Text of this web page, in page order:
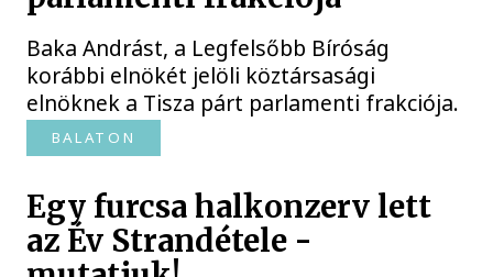
Baka Andrást, a Legfelsőbb Bíróság
korábbi elnökét jelöli köztársasági
elnöknek a Tisza párt parlamenti frakciója.
BALATON
Egy furcsa halkonzerv lett
az Év Strandétele -